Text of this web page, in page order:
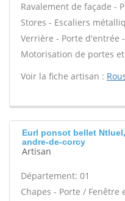
Ravalement de façade -
Stores - Escaliers
Verrière - Porte d'entrée
Motorisation de portes
Voir la fiche artisan :
Eurl ponsot bellet
andre-de-corcy
Artisan
Département: 01
Chapes - Porte /